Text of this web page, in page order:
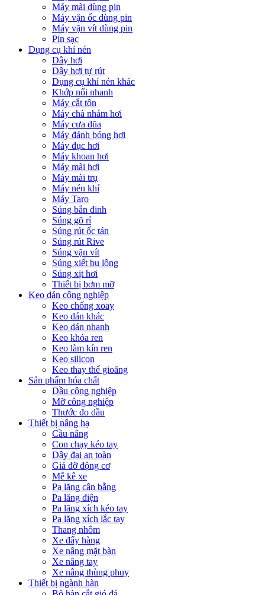
Máy mài dùng pin
Máy vặn ốc dùng pin
Máy vặn vít dùng pin
Pin sạc
Dụng cụ khí nén
Dây hơi
Dây hơi tự rút
Dụng cụ khí nén khác
Khớp nối nhanh
Máy cắt tôn
Máy chà nhám hơi
Máy cưa dũa
Máy đánh bóng hơi
Máy đục hơi
Máy khoan hơi
Máy mài hơi
Máy mài trụ
Máy nén khí
Máy Taro
Súng bắn đinh
Súng gõ rỉ
Súng rút ốc tán
Súng rút Rive
Súng vặn vít
Súng xiết bu lông
Súng xịt hơi
Thiết bị bơm mỡ
Keo dán công nghiệp
Keo chống xoay
Keo dán khác
Keo dán nhanh
Keo khóa ren
Keo làm kín ren
Keo silicon
Keo thay thế gioăng
Sản phẩm hóa chất
Dầu công nghiệp
Mỡ công nghiệp
Thước đo dầu
Thiết bị nâng hạ
Cầu nâng
Con chạy kéo tay
Dây đai an toàn
Giá đỡ động cơ
Mễ kê xe
Pa lăng cân bằng
Pa lăng điện
Pa lăng xích kéo tay
Pa lăng xích lắc tay
Thang nhôm
Xe đẩy hàng
Xe nâng mặt bàn
Xe nâng tay
Xe nâng thùng phuy
Thiết bị ngành hàn